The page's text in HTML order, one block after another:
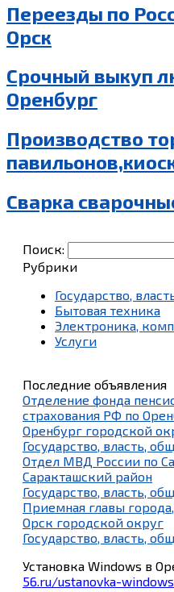
Переезды по
Орск
Срочный выкуп
Оренбург
Производство
Сварка
Поиск:
Рубрики
Государство,
Бытовая техника
Электроника,
Услуги
Последние объявления
Отделение фонда
страхования РФ по
Оренбург городской
Государство, власть,
Отдел МВД России по
Саракташский район
Государство, власть,
Приемная главы
Орск городской округ
Государство, власть,
Установка Windows в
56.ru/ustanovka-windows